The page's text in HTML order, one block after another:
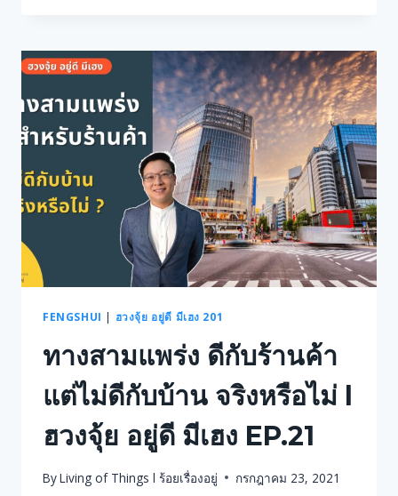
เมรุ
ศาล
เจ้า
ผล
L
ฮ
วง
จุ้ย
มี
EP.20
FENGSHUI | ฮวงจุ้ย อยู่ดี มีเฮง 201
ทางสามแพร่ง ดีกับร้านค้า
แต่ไม่ดีกับบ้าน จริงหรือไม่ l
ฮวงจุ้ย อยู่ดี มีเฮง EP.21
ByLiving of Things l ร้อยเรื่องอยู่ กรกฎาคม 23, 2021